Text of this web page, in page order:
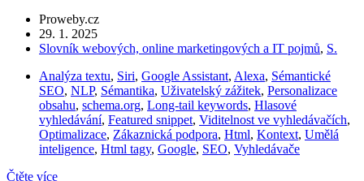
Proweby.cz
29. 1. 2025
Slovník webových, online marketingových a IT pojmů, S.
Analýza textu, Siri, Google Assistant, Alexa, Sémantické
SEO, NLP, Sémantika, Uživatelský zážitek, Personalizace
obsahu, schema.org, Long-tail keywords, Hlasové
vyhledávání, Featured snippet, Viditelnost ve vyhledávačích,
Optimalizace, Zákaznická podpora, Html, Kontext, Umělá
inteligence, Html tagy, Google, SEO, Vyhledávače
Čtěte více